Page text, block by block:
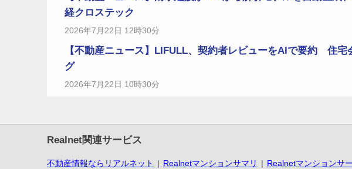
経クロステック
2026年7月22日 12時30分
【不動産ニュース】LIFULL、契約者レビューをAIで要約 住宅
グ
2026年7月22日 10時30分
Realnet関連サービス
不動産情報ならリアルネット Realnetマンションサマリ Realnetマンションサ